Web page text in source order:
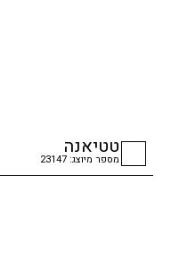
טטיאנה
מספר מיוצג: 23147